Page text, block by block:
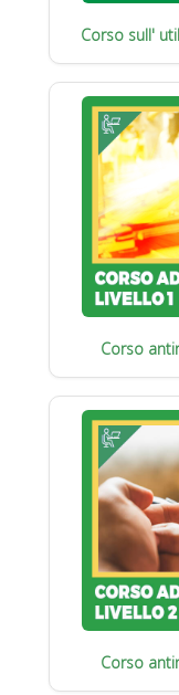
Corso sull'
Corso
Corso